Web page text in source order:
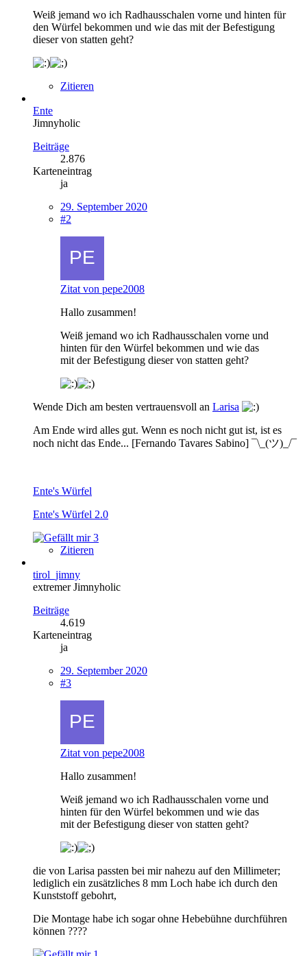
Weiß jemand wo ich Radhausschalen vorne und hinten für
den Würfel bekommen und wie das mit der Befestigung
dieser von statten geht?
Zitieren
Ente
Jimnyholic
Beiträge
2.876
Karteneintrag
ja
29. September 2020
#2
Zitat von pepe2008
Hallo zusammen!
Weiß jemand wo ich Radhausschalen vorne und
hinten für den Würfel bekommen und wie das
mit der Befestigung dieser von statten geht?
Wende Dich am besten vertrauensvoll an Larisa
Am Ende wird alles gut. Wenn es noch nicht gut ist, ist es
noch nicht das Ende... [Fernando Tavares Sabino] ¯\_(ツ)_/¯
Ente's Würfel
Ente's Würfel 2.0
3
Zitieren
tirol_jimny
extremer Jimnyholic
Beiträge
4.619
Karteneintrag
ja
29. September 2020
#3
Zitat von pepe2008
Hallo zusammen!
Weiß jemand wo ich Radhausschalen vorne und
hinten für den Würfel bekommen und wie das
mit der Befestigung dieser von statten geht?
die von Larisa passten bei mir nahezu auf den Millimeter;
lediglich ein zusätzliches 8 mm Loch habe ich durch den
Kunststoff gebohrt,
Die Montage habe ich sogar ohne Hebebühne durchführen
können ????